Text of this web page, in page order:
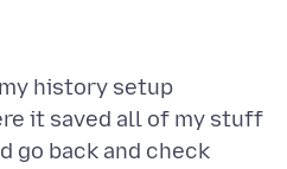
history setup
it saved all of my stuff
go back and check